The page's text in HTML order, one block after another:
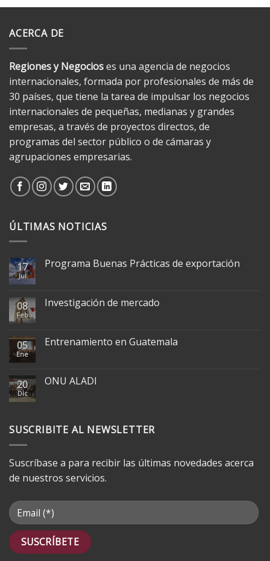
ACERCA DE
Regiones y Negocioses una agencia de negocios
internacionales, formada por profesionales de más de
30 países, que tiene la tarea de impulsar los negocios
internacionales de pequeñas, medianas y grandes
empresas, a través de proyectos directos, de
programas del sector público o de cámaras y
agrupaciones empresarias.
ÚLTIMAS NOTICIAS
17
Jul
Programa Buenas Prácticas de exportación
08
Feb
Investigación de mercado
05
Ene
Entrenamiento en Guatemala
20
Dic
ONU ALADI
SUSCRIBITE AL NEWSLETTER
Suscríbase a para recibir las últimas novedades acerca
de nuestros servicios.